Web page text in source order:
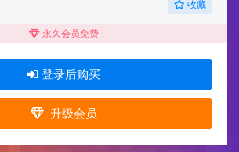
收藏
永久会员免费
登录后购买
升级会员